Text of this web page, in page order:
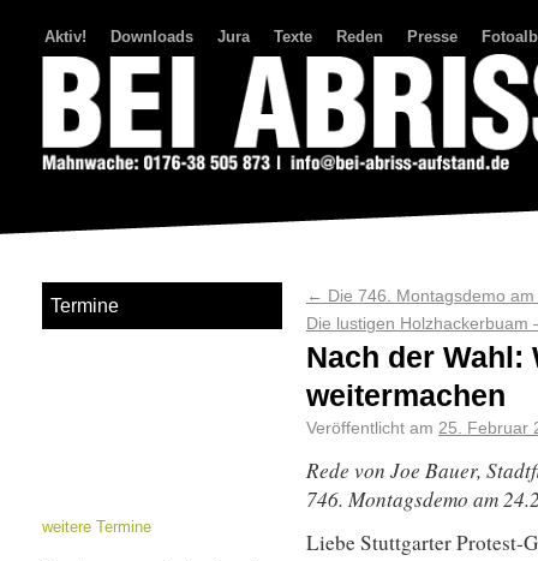
Aktiv! Downloads Jura Texte Reden Presse
← Die 746. Montagsdemo
Die lustigen
Nach der Wahl:
weitermachen
Veröffentlicht am 25. Februar
Rede von Joe Bauer,
746. Montagsdemo am
Liebe Stuttgarter Protest-
Termine
weitere Termine